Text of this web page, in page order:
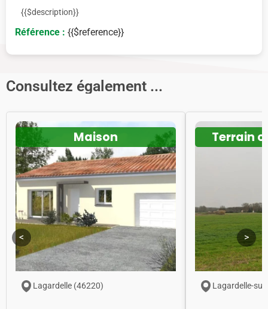
{{$description}}
Référence : {{$reference}}
Consultez également ...
<
Maison
Lagardelle (46220)
Terrain
Lagardelle-
>